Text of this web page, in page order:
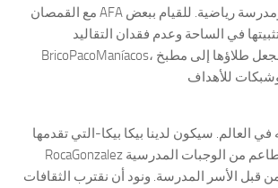
مع القمصان AFA والقمصان الصفراء ومدرسة رياضية. للقيام ببعض
في الساحة وعدم فقدان التقاليد
BricoPacoManíacos، وسوف نقدم الطلاء لجعل طلاؤها إلى مطبخ
العالم. سيكون لدينا بيكا بيكا-التي تقدمها
RocaGonzalez الذي يؤدي خدمة المطاعم من الوجبات المدرسية
قبل الأسر المدرسة. ونود أن نقترب الثقافات